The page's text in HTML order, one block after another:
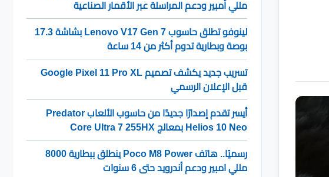
مللي أمبير ودعم المراسلة عبر الأقمار الصناعية
لينوفو تطلق حاسوب Lenovo V17 Gen 7 بشاشة 17.3
بوصة وبطارية تدوم أكثر من 14 ساعة
تسريب جديد يكشف تصميم Google Pixel 11 Pro XL
قبل الإعلان الرسمي
أيسر تقدم إصدارًا جديدًا من حاسوب الألعاب Predator
Helios 10 Neo بمعالج Core Ultra 7 255HX
رسميًا.. هاتف Poco M8 Power ينطلق ببطارية 8000
مللي امبير ودعم أندرويد حتى 6 سنوات